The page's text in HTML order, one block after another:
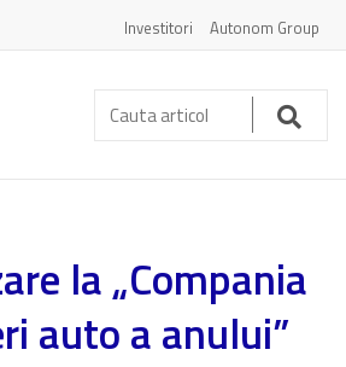
Investitori Autonom Group
Cauta
articol:
la „Compania
auto a anului”